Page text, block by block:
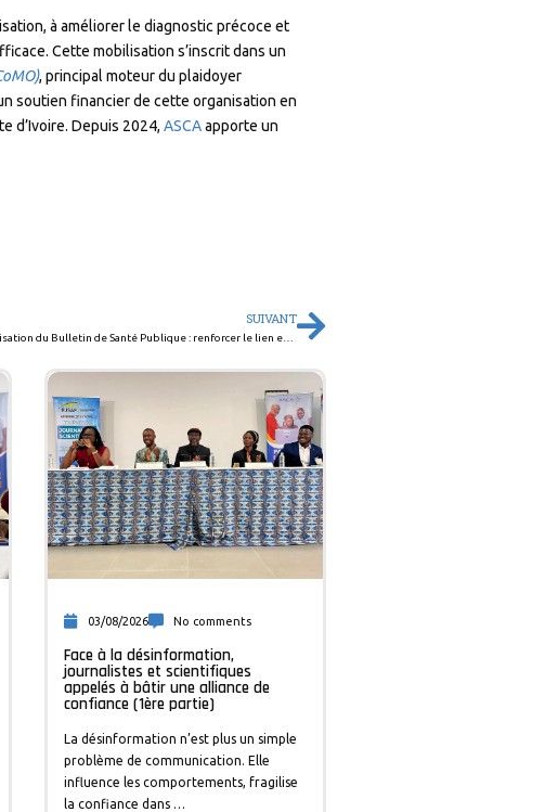
à améliorer le diagnostic précoce et
Cette mobilisation s’inscrit dans un
, principal moteur du plaidoyer
soutien financier de cette organisation en
d’Ivoire. Depuis 2024, ASCAapporte un
SUIVANT
03/08/2026 No comments
Face à la désinformation,
journalistes et scientifiques
appelés à bâtir une alliance de
confiance (1ère partie)
La désinformation n’est plus un simple
problème de communication. Elle
influence les comportements, fragilise
la confiance dans …